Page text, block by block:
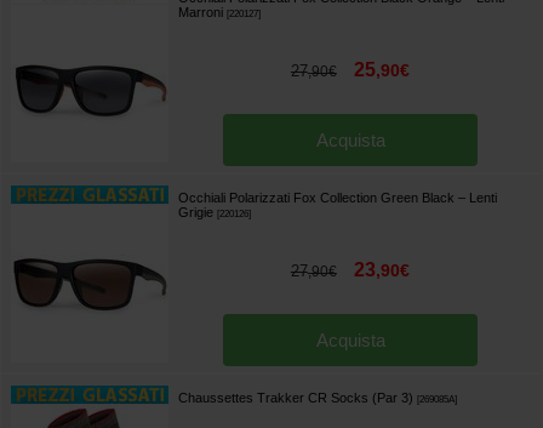
Marroni
220127]
27,90€ 25,90€
Acquista
Occhiali Polarizzati Fox Collection Green Black – Lenti
Grigie
220126]
27,90€ 23,90€
Acquista
Chaussettes Trakker CR Socks (Par 3) 269085A]